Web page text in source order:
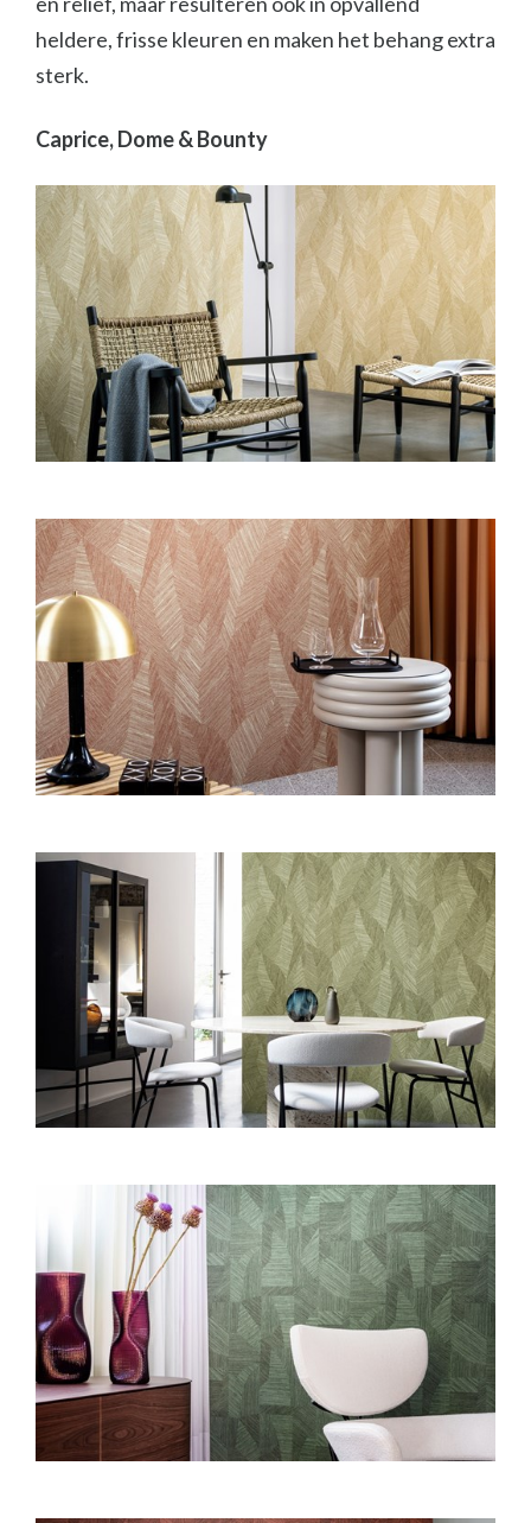
heldere, frisse kleuren en maken het behang extra
sterk.
Caprice, Dome & Bounty